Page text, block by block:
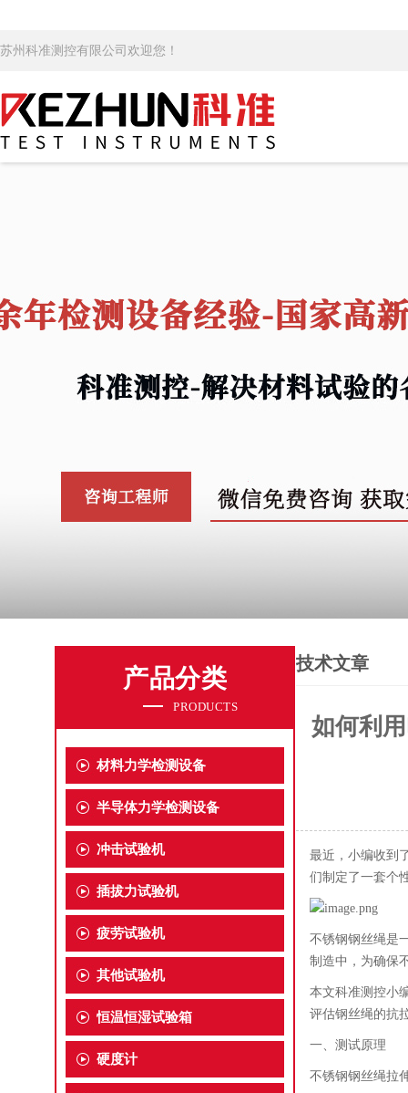
苏州科准测控有限公司欢迎您！
产品分类
PRODUCTS
材料力学检测设备
半导体力学检测设备
冲击试验机
插拔力试验机
疲劳试验机
其他试验机
恒温恒湿试验箱
硬度计
技术文章
如何利
最近，小编收到
们制定了一套个
不锈钢钢丝绳是
制造中，为确保
本文科准测控小
评估钢丝绳的抗
一、 测试原理
不锈钢钢丝绳拉